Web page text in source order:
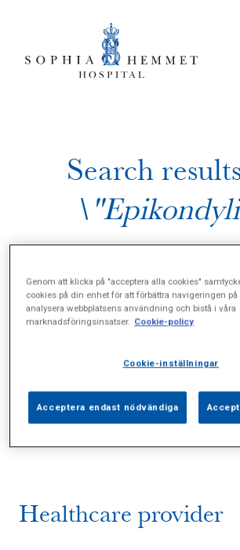
Search
Alla (2) Vårdgivare (1)
Sidor (0) Press (0)
Healthcare provider
Genom att klicka på "acceptera alla cookies"
cookies på din enhet för att förbättra navigeringen på
analysera webbplatsens användning och bistå i våra
marknadsföringsinsatser. Cookie-policy
Cookie-inställningar
Acceptera endast nödvändiga